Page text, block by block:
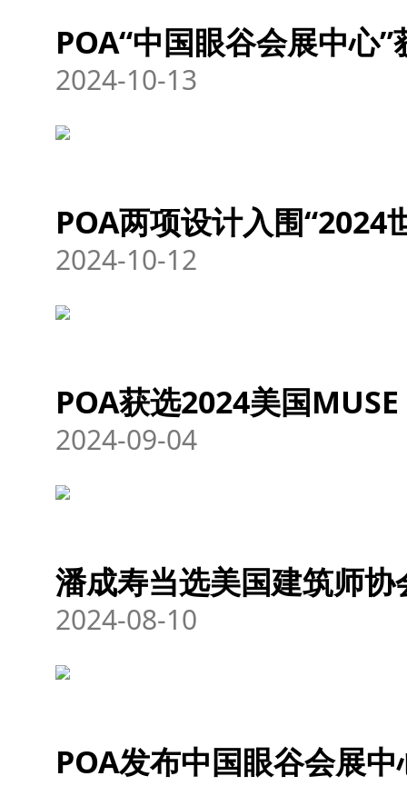
POA“中国眼谷会展中心
2024-10-13
POA两项设计入围“2024
2024-10-12
POA获选2024美国
2024-09-04
潘成寿当选美国建筑师
2024-08-10
POA发布中国眼谷会展